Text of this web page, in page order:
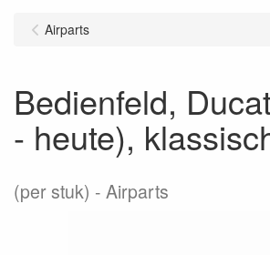
Airparts
Bedienfeld,
- heute),
(per stuk) Airparts